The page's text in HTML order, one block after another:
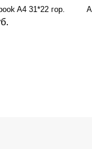
A4 31*22 гор.